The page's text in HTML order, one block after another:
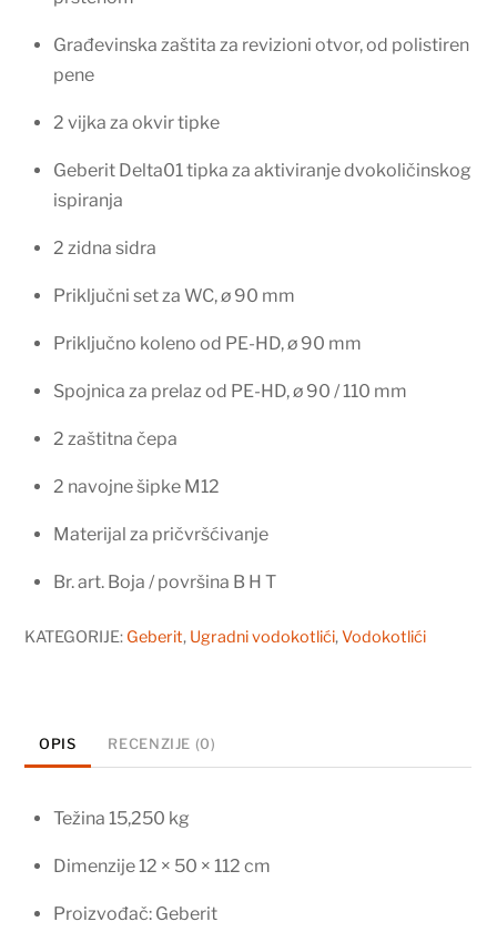
Građevinska zaštita za revizioni otvor, od polistiren
pene
2 vijka za okvir tipke
Geberit Delta01 tipka za aktiviranje dvokoličinskog
ispiranja
2 zidna sidra
Priključni set za WC, ø 90 mm
Priključno koleno od PE-HD, ø 90 mm
Spojnica za prelaz od PE-HD, ø 90 / 110 mm
2 zaštitna čepa
2 navojne šipke M12
Materijal za pričvršćivanje
Br. art. Boja / površina B H T
KATEGORIJE: Geberit, Ugradni vodokotlići,Vodokotlići
OPIS RECENZIJE (0)
Težina 15,250 kg
Dimenzije 12 × 50 × 112 cm
Proizvođač: Geberit